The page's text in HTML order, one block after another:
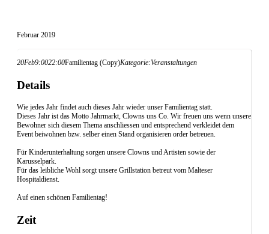
Februar 2019
20Feb9:0022:00Familientag (Copy)Kategorie:Veranstaltungen
Details
Wie jedes Jahr findet auch dieses Jahr wieder unser Familientag statt.
Dieses Jahr ist das Motto Jahrmarkt, Clowns uns Co. Wir freuen uns wenn unsere
Bewohner sich diesem Thema anschliessen und entsprechend verkleidet dem
Event beiwohnen bzw. selber einen Stand organisieren order betreuen.
Für Kinderunterhaltung sorgen unsere Clowns und Artisten sowie der
Karusselpark.
Für das leibliche Wohl sorgt unsere Grillstation betreut vom Malteser
Hospitaldienst.
Auf einen schönen Familientag!
Zeit